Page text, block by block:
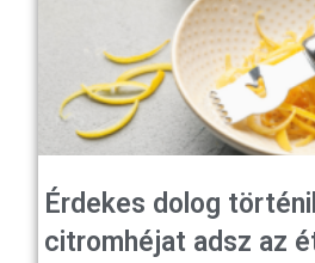
Érdekes dolog
citromhéjat adsz az